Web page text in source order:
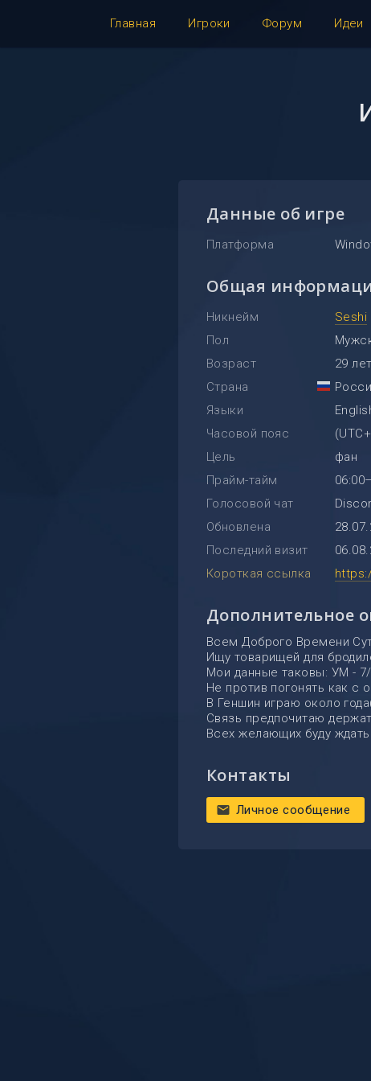
Главная Игроки Форум Идеи
Данные об игре
Платформа
Общая
Никнейм Seshi
Пол
Возраст
29 лет
Страна
Языки
Часовой пояс
Цель
фан
Прайм-тайм
Голосовой чат
Обновлена
Последний визит
Короткая ссылка
Дополнительное
Всем Доброго Времени
Ищу товарищей для
Мои данные таковы: УМ -
Не против погонять как с
В Геншин играю около
Связь предпочитаю
Всех желающих буду
Контакты
mail Личное сообщение